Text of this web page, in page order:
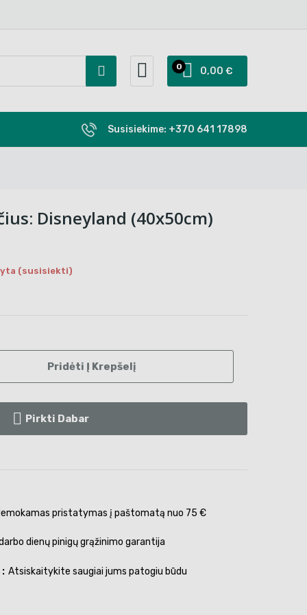
0,00 €
0
Susisiekime: +370 641 17898
Disneyland (40x50cm)
(susisiekti)
Pridėti Į Krepšelį
Pirkti Dabar
pristatymas į paštomatą nuo 75 €
dienų pinigų grąžinimo garantija
Atsiskaitykite saugiai jums patogiu būdu